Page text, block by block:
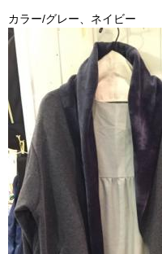
カラー/グレー、ネイビー